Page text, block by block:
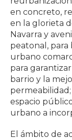
en concreto,
en la glorieta
Navarra y
peatonal, para
urbano
para
barrio y la
espacio
urbano a
El ámbito de